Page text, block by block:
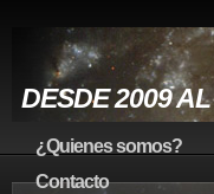
DESDE 2009
¿Quienes somos?
Contacto